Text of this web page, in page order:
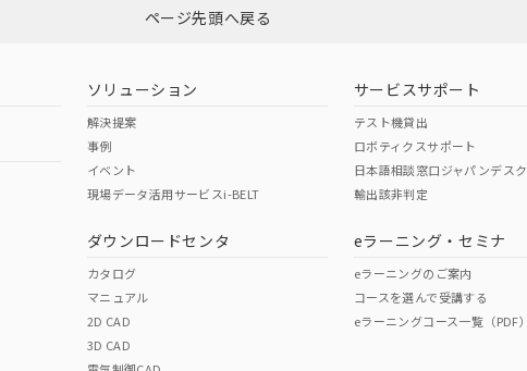
ダウンロードはこちら
O
（日本
（アメリカ
この製品の規格認証/適合状況ページへ
その他の認証はこちらのページからご検索ください
ページ先頭へ戻る
ソリューション
解決提案
事例
イベント
現場データ活用サービスi-BELT
ダウンロードセンタ
カタログ
マニュアル
2D CAD
3D CAD
サービスサポート
テスト機貸出
ロボティクスサポート
日本語相談窓口ジャパンデスク
輸出該非判定
eラーニング・セミナ
eラーニングのご案内
コースを選んで受講する
eラーニングコース一覧（PDF）